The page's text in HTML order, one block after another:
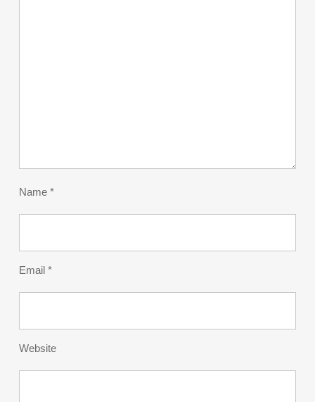
Name *
Email *
Website